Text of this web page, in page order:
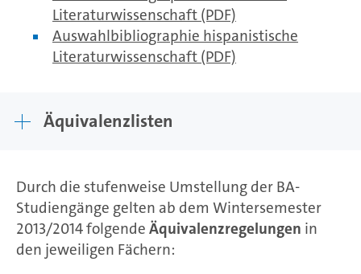
Literaturwissenschaft (PDF)
Auswahlbibliographie hispanistische
Literaturwissenschaft (PDF)
Äquivalenzlisten
Durch die stufenweise Umstellung der BA-
Studiengänge gelten ab dem Wintersemester
2013/2014 folgende Äquivalenzregelungen in
den jeweiligen Fächern: